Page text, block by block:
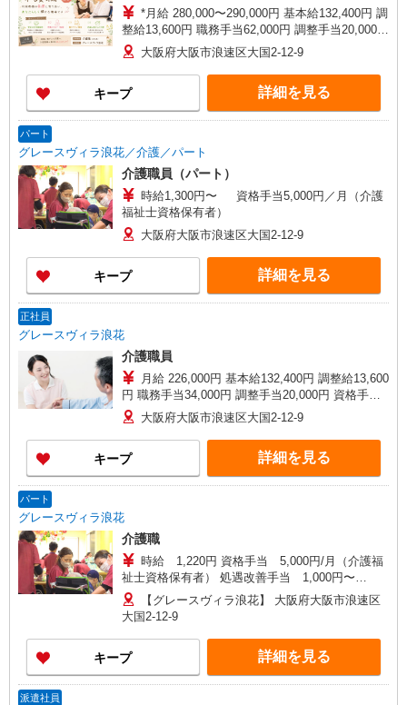
*月給 280,000〜290,000円 基本給132,400円 調
整給13,600円 職務手当62,000円 調整手当20,000円
夜勤手当8,000円／回（月4回程度）※ 処遇改善手
当20,000円〜／月※ 資格手当10,000円/月（介護福
祉士資格保有の方） *試用期間中の月給 228,000〜
238,000円 ※試用期間3ヶ月経過後から支給 夜勤
手当8,000円／回（月4回程度） 処遇改善手当
大阪府大阪市浪速区大国2-12-9
キープ 詳細を見る
パート
グレースヴィラ浪花／介護／パート
介護職員（パート）
時給1,300円〜 資格手当5,000円／月（介護
福祉士資格保有者）
大阪府大阪市浪速区大国2-12-9
キープ 詳細を見る
正社員
グレースヴィラ浪花
介護職員
月給 226,000円 基本給132,400円 調整給13,600
円 職務手当34,000円 調整手当20,000円 資格手当
10,000円（介護福祉士資格保有者） 試用期間3ヶ
月中：月給200,000円（処遇改善手当を含まない）
試用期間3か月経過後：処遇改善手当16,000円 ※
処遇改善手当の金額は、一例となります。 社内
評価結果によって変動します。
大阪府大阪市浪速区大国2-12-9
キープ 詳細を見る
パート
グレースヴィラ浪花
介護職
時給 1,220円 資格手当 5,000円/月（介護福
祉士資格保有者） 処遇改善手当 1,000円〜
11,000円/月 ※処遇改善手当の金額は一例です。業
績により変動します。 交通費支給 上限25,000円/
月 時間外手当 休日勤務手当 年末年始手当 昇給あ
り 年1回（規定あり） 試用期間3か月（条件同
じ）
【グレースヴィラ浪花】 大阪府大阪市浪速区
大国2-12-9
キープ 詳細を見る
派遣社員